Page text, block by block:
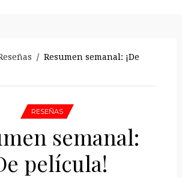
/ Resumen semanal: ¡De
RESEÑAS
semanal:
película!